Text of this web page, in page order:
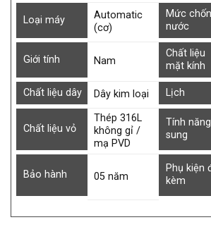
Loại máy
Automatic
(cơ)
Mức
nước
Giới tính Nam
Chất liệu
mặt kính
Chất liệu dây Dây kim loại Lịch
Chất liệu vỏ
Thép 316L
không gỉ /
mạ PVD
Tính
sung
Bảo hành 05 năm
Phụ kiện
kèm